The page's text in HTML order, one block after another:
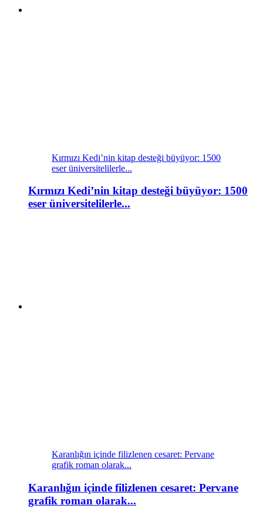
Kırmızı Kedi’nin kitap desteği büyüyor: 1500
eser üniversitelilerle...
Kırmızı Kedi’nin kitap desteği büyüyor: 1500
eser üniversitelilerle...
Karanlığın içinde filizlenen cesaret: Pervane
grafik roman olarak...
Karanlığın içinde filizlenen cesaret: Pervane
grafik roman olarak...